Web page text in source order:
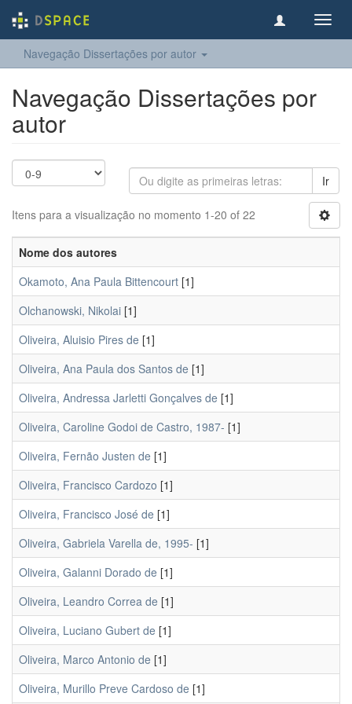
Navegação Dissertações por autor
Navegação Dissertações por
autor
Ir
Itens para a visualização no momento 1-20 of 22
Nome dos autores
Okamoto, Ana Paula Bittencourt [1]
Olchanowski, Nikolai [1]
Oliveira, Aluisio Pires de [1]
Oliveira, Ana Paula dos Santos de [1]
Oliveira, Andressa Jarletti Gonçalves de [1]
Oliveira, Caroline Godoi de Castro, 1987- [1]
Oliveira, Fernão Justen de [1]
Oliveira, Francisco Cardozo [1]
Oliveira, Francisco José de [1]
Oliveira, Gabriela Varella de, 1995- [1]
Oliveira, Galanni Dorado de [1]
Oliveira, Leandro Correa de [1]
Oliveira, Luciano Gubert de [1]
Oliveira, Marco Antonio de [1]
Oliveira, Murillo Preve Cardoso de [1]